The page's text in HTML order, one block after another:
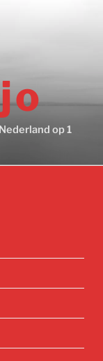
op 1